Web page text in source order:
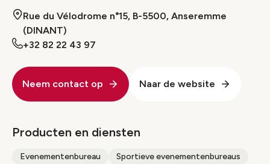
Rue du Vélodrome n°15, B-5500, Anseremme
(DINANT)
+32 82 22 43 97
Neem contact op Naar de website
Producten en diensten
Evenementenbureau
Sportieve evenementenbureaus